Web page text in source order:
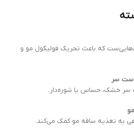
که باعث تحریک فولیکول مو و
سر
سر خشک، حساس یا شوره‌دار.
به تغذیه ساقه مو کمک می‌کند.